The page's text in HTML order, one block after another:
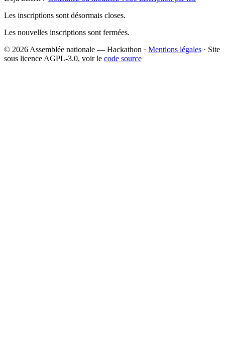
Les inscriptions sont désormais closes.
Les nouvelles inscriptions sont fermées.
© 2026 Assemblée nationale — Hackathon · Mentions légales · Site
sous licence AGPL-3.0, voir le code source